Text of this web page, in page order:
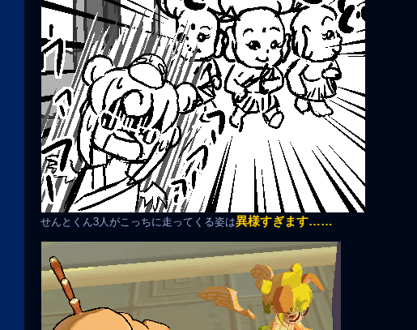
せんとくん3人がこっちに走ってくる姿は異様すぎます……